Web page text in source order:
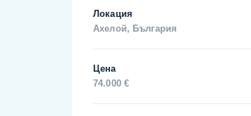
Локация
Ахелой, България
Цена
74.000 €